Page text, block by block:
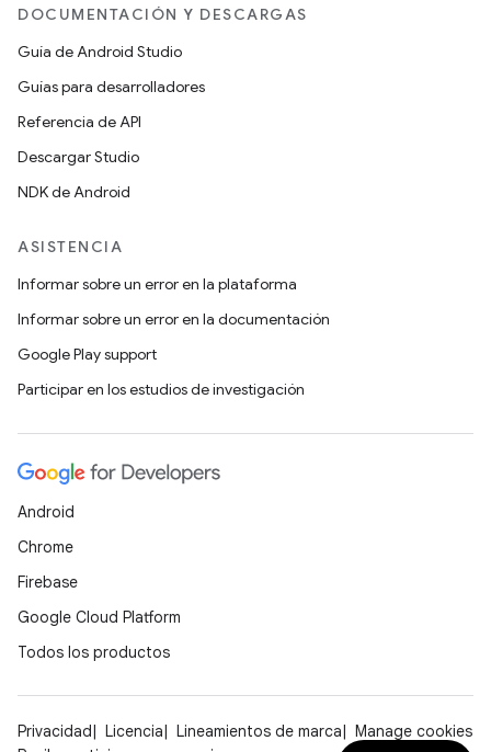
DOCUMENTACIÓN Y DESCARGAS
Guía de Android Studio
Guías para desarrolladores
Referencia de API
Descargar Studio
NDK de Android
ASISTENCIA
Informar sobre un error en la plataforma
Informar sobre un error en la documentación
Google Play support
Participar en los estudios de investigación
Android
Chrome
Firebase
Google Cloud Platform
Todos los productos
Privacidad Licencia Lineamientos de marca
Manage cookies